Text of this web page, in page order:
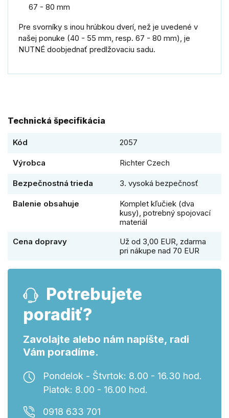
67 - 80 mm
Pre svorníky s inou hrúbkou dverí, než je uvedené v
našej ponuke (40 - 55 mm, resp. 67 - 80 mm), je
NUTNÉ doobjednať predlžovaciu sadu.
Technická špecifikácia
Kód 2057
Výrobca Richter Czech
Bezpečnostná trieda 3. vysoká bezpečnosť
Balenie obsahuje
Komplet kľučiek (dva
kusy), potrebný spojovací
materiál
Cena dopravy
Už od 3,00 EUR, zdarma
pri nákupe nad 70 EUR
Potrebujete
poradiť?
Zavolajte alebo nám napíšte, radi
Vám poradíme.
Pondelok - Štvrtok: 8.00 - 16.30 hod.
Piatok: 8.00 - 16.00 hod.
0918 633 701